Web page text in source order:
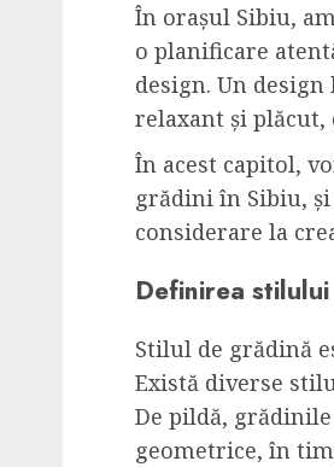
În orașul Sibiu,
o planificare
design. Un
relaxant și
În acest capitol,
grădini în Sibiu,
considerare la
Definirea
Stilul de grădină
Există diverse
De pildă,
geometrice, în